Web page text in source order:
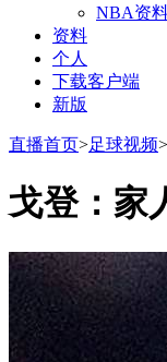
NBA资
资料
个人
下载客户端
新版
直播首页>足球视频
戈登：家